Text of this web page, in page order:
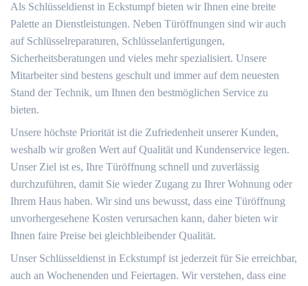
Als Schlüsseldienst in Eckstumpf bieten wir Ihnen eine breite
Palette an Dienstleistungen. Neben Türöffnungen sind wir auch
auf Schlüsselreparaturen, Schlüsselanfertigungen,
Sicherheitsberatungen und vieles mehr spezialisiert. Unsere
Mitarbeiter sind bestens geschult und immer auf dem neuesten
Stand der Technik, um Ihnen den bestmöglichen Service zu
bieten.
Unsere höchste Priorität ist die Zufriedenheit unserer Kunden,
weshalb wir großen Wert auf Qualität und Kundenservice legen.
Unser Ziel ist es, Ihre Türöffnung schnell und zuverlässig
durchzuführen, damit Sie wieder Zugang zu Ihrer Wohnung oder
Ihrem Haus haben. Wir sind uns bewusst, dass eine Türöffnung
unvorhergesehene Kosten verursachen kann, daher bieten wir
Ihnen faire Preise bei gleichbleibender Qualität.
Unser Schlüsseldienst in Eckstumpf ist jederzeit für Sie erreichbar,
auch an Wochenenden und Feiertagen. Wir verstehen, dass eine